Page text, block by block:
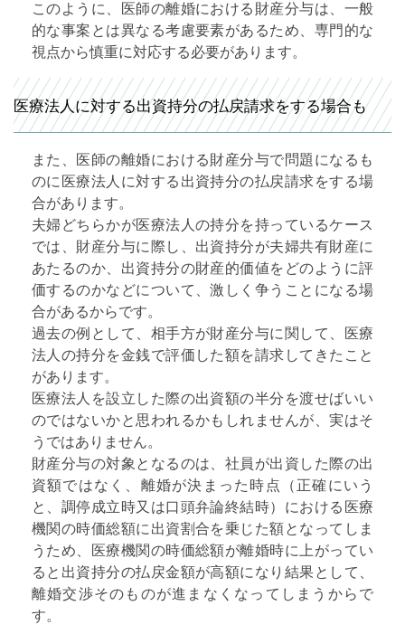
このように、医師の離婚における財産分与は、一般
的な事案とは異なる考慮要素があるため、専門的な
視点から慎重に対応する必要があります。
医療法人に対する出資持分の払戻請求をする場合も
また、医師の離婚における財産分与で問題になるも
のに医療法人に対する出資持分の払戻請求をする場
合があります。
夫婦どちらかが医療法人の持分を持っているケース
では、財産分与に際し、出資持分が夫婦共有財産に
あたるのか、出資持分の財産的価値をどのように評
価するのかなどについて、激しく争うことになる場
合があるからです。
過去の例として、相手方が財産分与に関して、医療
法人の持分を金銭で評価した額を請求してきたこと
があります。
医療法人を設立した際の出資額の半分を渡せばいい
のではないかと思われるかもしれませんが、実はそ
うではありません。
財産分与の対象となるのは、社員が出資した際の出
資額ではなく、離婚が決まった時点（正確にいう
と、調停成立時又は口頭弁論終結時）における医療
機関の時価総額に出資割合を乗じた額となってしま
うため、医療機関の時価総額が離婚時に上がってい
ると出資持分の払戻金額が高額になり結果として、
離婚交渉そのものが進まなくなってしまうからで
す。